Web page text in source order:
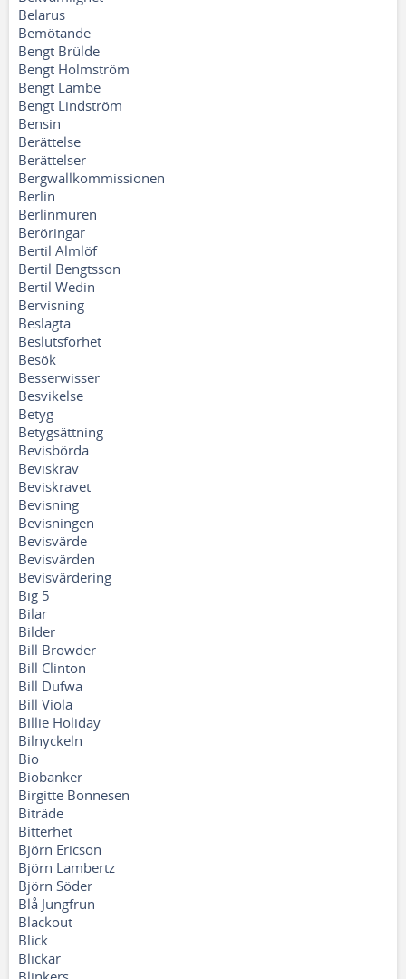
Belarus
Bemötande
Bengt Brülde
Bengt Holmström
Bengt Lambe
Bengt Lindström
Bensin
Berättelse
Berättelser
Bergwallkommissionen
Berlin
Berlinmuren
Beröringar
Bertil Almlöf
Bertil Bengtsson
Bertil Wedin
Bervisning
Beslagta
Beslutsförhet
Besök
Besserwisser
Besvikelse
Betyg
Betygsättning
Bevisbörda
Beviskrav
Beviskravet
Bevisning
Bevisningen
Bevisvärde
Bevisvärden
Bevisvärdering
Big 5
Bilar
Bilder
Bill Browder
Bill Clinton
Bill Dufwa
Bill Viola
Billie Holiday
Bilnyckeln
Bio
Biobanker
Birgitte Bonnesen
Biträde
Bitterhet
Björn Ericson
Björn Lambertz
Björn Söder
Blå Jungfrun
Blackout
Blick
Blickar